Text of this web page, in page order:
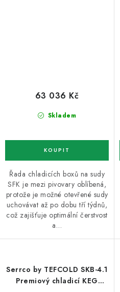
Skladem
63 036 Kč
Řada chladicích boxů na sudy
SFK je mezi pivovary oblíbená,
protože je možné otevřené sudy
uchovávat až po dobu tří týdnů,
což zajišťuje optimální čerstvost
a…
Serrco by TEFCOLD SKB-4.1
Premiový chladicí KEG